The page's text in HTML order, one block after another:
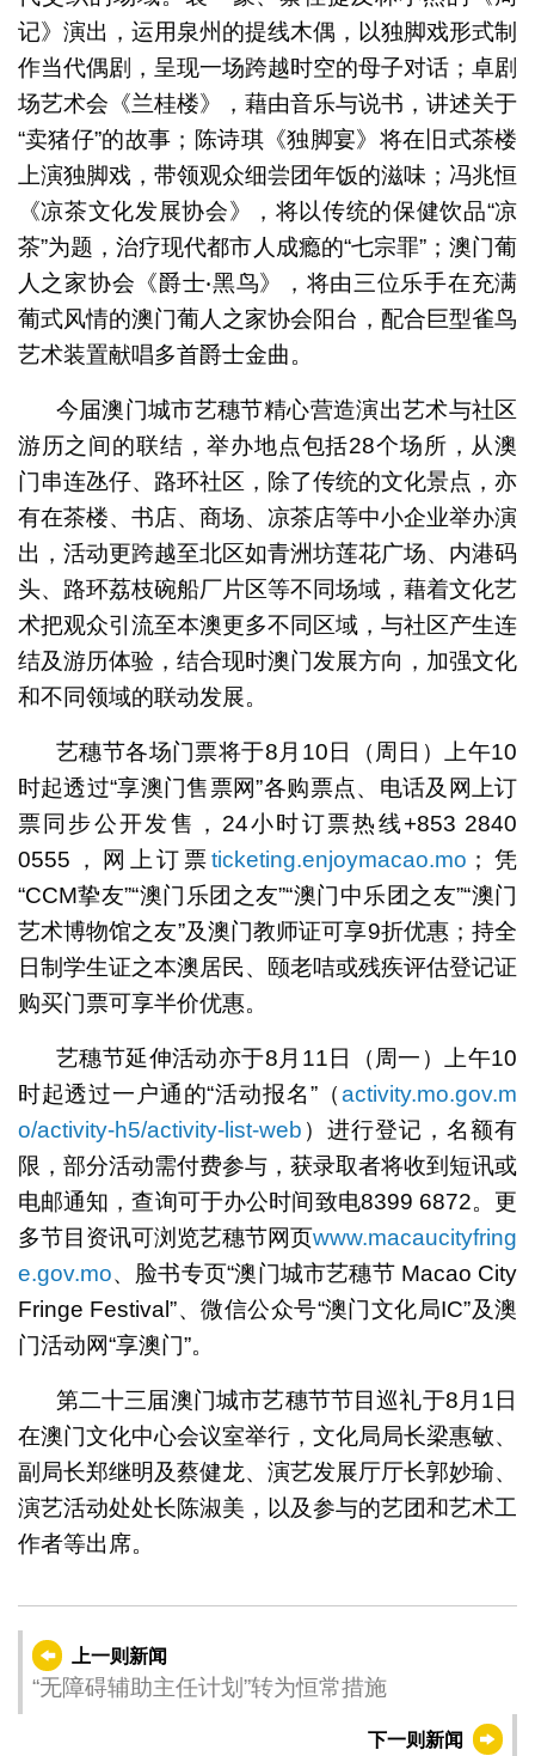
记》演出，运用泉州的提线木偶，以独脚戏形式制
作当代偶剧，呈现一场跨越时空的母子对话；卓剧
场艺术会《兰桂楼》，藉由音乐与说书，讲述关于
“卖猪仔”的故事；陈诗琪《独脚宴》将在旧式茶楼
上演独脚戏，带领观众细尝团年饭的滋味；冯兆恒
《凉茶文化发展协会》，将以传统的保健饮品“凉
茶”为题，治疗现代都市人成瘾的“七宗罪”；澳门葡
人之家协会《爵士‧黑鸟》，将由三位乐手在充满
葡式风情的澳门葡人之家协会阳台，配合巨型雀鸟
艺术装置献唱多首爵士金曲。
今届澳门城市艺穗节精心营造演出艺术与社区
游历之间的联结，举办地点包括28个场所，从澳
门串连氹仔、路环社区，除了传统的文化景点，亦
有在茶楼、书店、商场、凉茶店等中小企业举办演
出，活动更跨越至北区如青洲坊莲花广场、内港码
头、路环荔枝碗船厂片区等不同场域，藉着文化艺
术把观众引流至本澳更多不同区域，与社区产生连
结及游历体验，结合现时澳门发展方向，加强文化
和不同领域的联动发展。
艺穗节各场门票将于8月10日（周日）上午10
时起透过“享澳门售票网”各购票点、电话及网上订
票同步公开发售，24小时订票热线+853 2840
0555，网上订票ticketing.enjoymacao.mo ；凭
“CCM挚友”“澳门乐团之友”“澳门中乐团之友”“澳门
艺术博物馆之友”及澳门教师证可享9折优惠；持全
日制学生证之本澳居民、颐老咭或残疾评估登记证
购买门票可享半价优惠。
艺穗节延伸活动亦于8月11日（周一）上午10
时起透过一户通的“活动报名”（activity.mo.gov.m
o/activity-h5/activity-list-web ）进行登记，名额有
限，部分活动需付费参与，获录取者将收到短讯或
电邮通知，查询可于办公时间致电8399 6872。更
多节目资讯可浏览艺穗节网页www.macaucityfring
e.gov.mo、脸书专页“澳门城市艺穗节 Macao City
Fringe Festival”、微信公众号“澳门文化局IC”及澳
门活动网“享澳门”。
第二十三届澳门城市艺穗节节目巡礼于8月1日
在澳门文化中心会议室举行，文化局局长梁惠敏、
副局长郑继明及蔡健龙、演艺发展厅厅长郭妙瑜、
演艺活动处处长陈淑美，以及参与的艺团和艺术工
作者等出席。
上一则新闻
“无障碍辅助主任计划”转为恒常措施
下一则新闻